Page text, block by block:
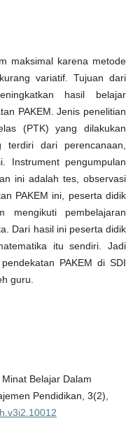
maksimal karena metode
variatif. Tujuan dari
hasil belajar
PAKEM. Jenis penelitian
(PTK) yang dilakukan
dari perencanaan,
Instrument pengumpulan
ini adalah tes, observasi
PAKEM ini, peserta didik
mengikuti pembelajaran
Dari hasil ini peserta didik
itu sendiri. Jadi
PAKEM di SDI
guru.
Belajar Dalam
Pendidikan, 3(2),